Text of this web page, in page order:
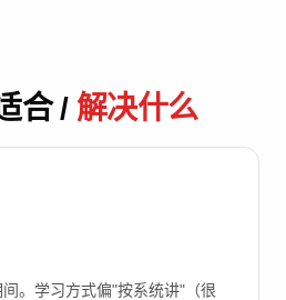
合 / 解决什么
。学习方式偏"按系统讲"（很